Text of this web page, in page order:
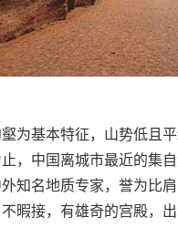
基本特征，山势低且平
，中国离城市最近的集
知名地质专家，誉为比
暇接，有雄奇的宫殿，